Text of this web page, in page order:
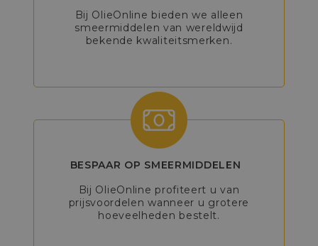
Bij OlieOnline bieden we alleen
smeermiddelen van wereldwijd
bekende kwaliteitsmerken.
BESPAAR OP SMEERMIDDELEN
Bij OlieOnline profiteert u van
prijsvoordelen wanneer u grotere
hoeveelheden bestelt.